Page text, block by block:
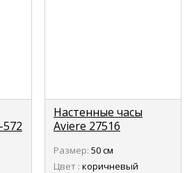
Настенные часы
Aviere 27516
Размер: 50 см
Цвет : коричневый